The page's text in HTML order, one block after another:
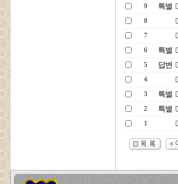
9 특별
8
7
6 특별
5 답변
4
3 특별
2 특별
1